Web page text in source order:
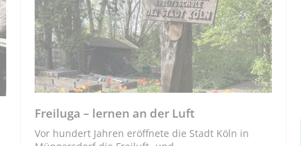
Freiluga – lernen an der Luft
Vor hundert Jahren eröffnete die Stadt Köln in